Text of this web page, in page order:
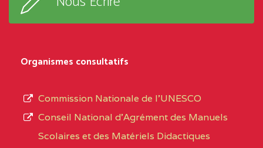
D'ENSEIGNEMENT
PROFESSIONNEL
(CEGEP) STE FOI BP
:4740 YAOUNDE
type
Organismes consultatifs
Commission Nationale de l’UNESCO
Conseil National d’Agrément des Manuels
Scolaires et des Matériels Didactiques